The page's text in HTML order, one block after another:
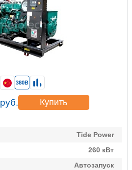
Tide Power
260 кВт
Автозапуск
380В
руб. Купить